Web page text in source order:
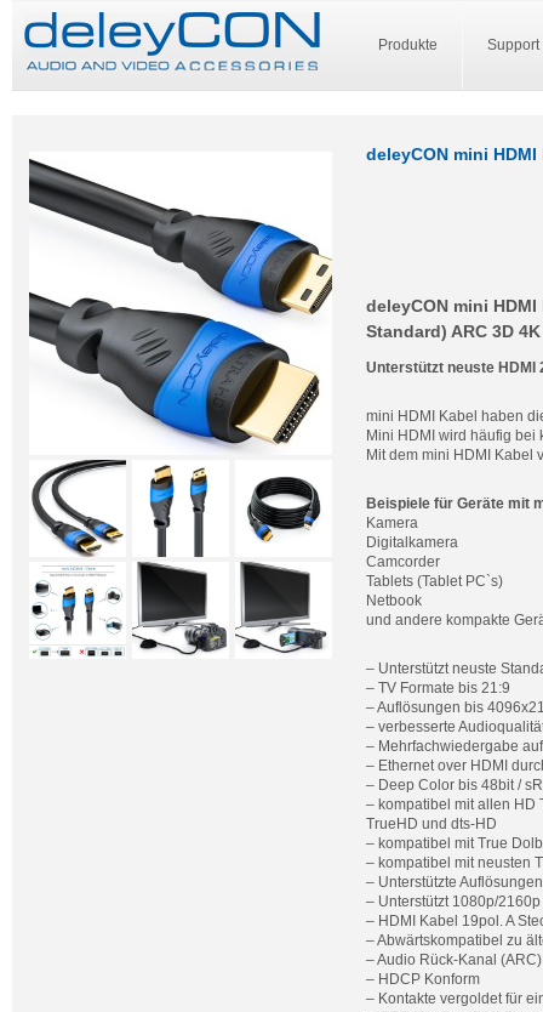
Produkte Support
deleyCON mini
deleyCON mini
Standard) ARC 3D
Unterstützt neuste HDMI
mini HDMI Kabel haben
Mini HDMI wird häufig bei
Mit dem mini HDMI Kabel
Beispiele für Geräte mit
Kamera
Digitalkamera
Camcorder
Tablets (Tablet PC`s)
Netbook
und andere kompakte
– Unterstützt neuste
– TV Formate bis 21:9
– Auflösungen bis
– verbesserte
– Mehrfachwiedergabe
– Ethernet over HDMI
– Deep Color bis 48bit /
– kompatibel mit allen HD
TrueHD und dts-HD
– kompatibel mit True
– kompatibel mit neusten
– Unterstützte
– Unterstützt 1080p/
– HDMI Kabel 19pol. A
– Abwärtskompatibel zu
– Audio Rück-Kanal (ARC)
– HDCP Konform
– Kontakte vergoldet für